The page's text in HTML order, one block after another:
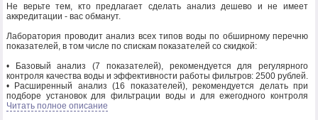
Не верьте тем, кто предлагает сделать анализ дешево и не имеет
аккредитации - вас обманут.
Лаборатория проводит анализ всех типов воды по обширному перечню
показателей, в том числе по спискам показателей со скидкой:
• Базовый анализ (7 показателей), рекомендуется для регулярного
контроля качества воды и эффективности работы фильтров: 2500 рублей.
• Расширенный анализ (16 показателей), рекомендуется делать при
подборе установок для фильтрации воды и для ежегодного контроля
качества воды из скважин: 4900 рублей.
Читать полное описание